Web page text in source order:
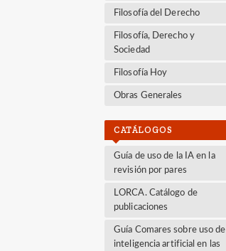
Filosofía del Derecho
Filosofía, Derecho y
Sociedad
Filosofía Hoy
Obras Generales
CATÁLOGOS
Guía de uso de la IA en la
revisión por pares
LORCA. Catálogo de
publicaciones
Guía Comares sobre uso de
inteligencia artificial en las